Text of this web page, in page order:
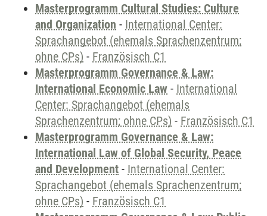
Masterprogramm Cultural Studies: Culture
and Organization - International Center:
Sprachangebot (ehemals Sprachenzentrum;
ohne CPs) - Französisch C1
Masterprogramm Governance & Law:
International Economic Law - International
Center: Sprachangebot (ehemals
Sprachenzentrum; ohne CPs) - Französisch C1
Masterprogramm Governance & Law:
International Law of Global Security, Peace
and Development - International Center:
Sprachangebot (ehemals Sprachenzentrum;
ohne CPs) - Französisch C1